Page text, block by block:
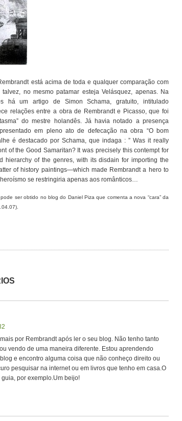
está acima de toda e qualquer comparação com
no mesmo patamar esteja Velásquez, apenas. Na
há um artigo de Simon Schama, gratuito, intitulado
relações entre a obra de Rembrandt e Picasso, que foi
do mestre holandês. Já havia notado a presença
em pleno ato de defecação na obra “O bom
é destacado por Schama, que indaga : ” Was it really
of the Good Samaritan? It was precisely this contempt for
hierarchy of the genres, with its disdain for importing the
of history paintings—which made Rembrandt a hero to
se restringiria apenas aos românticos…
ser obtido no blog do Daniel Piza que comenta a nova “cara” da
por Rembrandt após ler o seu blog. Não tenho tanto
vendo de uma maneira diferente. Estou aprendendo
e encontro alguma coisa que não conheço direito ou
pesquisar na internet ou em livros que tenho em casa.O
por exemplo.Um beijo!